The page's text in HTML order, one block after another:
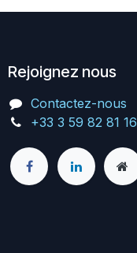
Rejoignez nous
Contactez-nous
+33 3 59 82 81 16